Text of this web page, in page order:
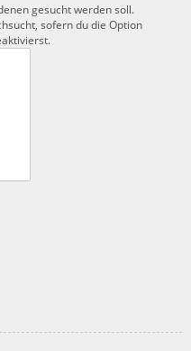
gesucht werden soll.
sofern du die Option